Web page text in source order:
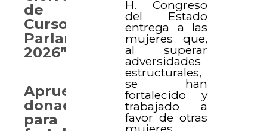
H. Congreso
del Estado
entrega a las
mujeres que,
al superar
adversidades
estructurales,
se han
fortalecido y
trabajado a
favor de otras
de
Curso
Parlamentario
2026”
Aprueban
donaciones
para